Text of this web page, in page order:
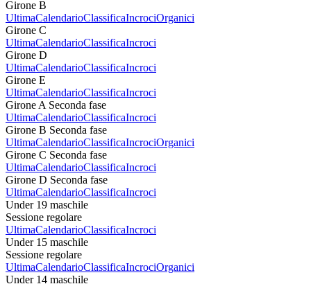
Girone B
UltimaCalendarioClassificaIncrociOrganici
Girone C
UltimaCalendarioClassificaIncroci
Girone D
UltimaCalendarioClassificaIncroci
Girone E
UltimaCalendarioClassificaIncroci
Girone A Seconda fase
UltimaCalendarioClassificaIncroci
Girone B Seconda fase
UltimaCalendarioClassificaIncrociOrganici
Girone C Seconda fase
UltimaCalendarioClassificaIncroci
Girone D Seconda fase
UltimaCalendarioClassificaIncroci
Under 19 maschile
Sessione regolare
UltimaCalendarioClassificaIncroci
Under 15 maschile
Sessione regolare
UltimaCalendarioClassificaIncrociOrganici
Under 14 maschile